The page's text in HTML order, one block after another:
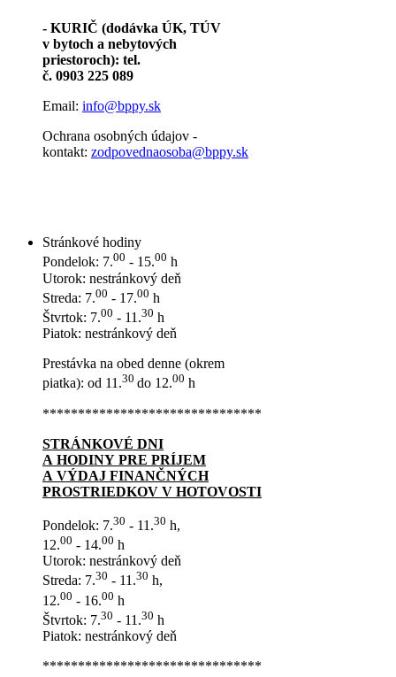
- KURIČ (dodávka ÚK, TÚV
v bytoch a nebytových
priestoroch): tel.
č. 0903 225 089
Email: info@bppy.sk
Ochrana osobných údajov -
kontakt: zodpovednaosoba@bppy.sk
Stránkové hodiny
Pondelok: 7.00 - 15.00 h
Utorok: nestránkový deň
Streda: 7.00 - 17.00 h
Štvrtok: 7.00 - 11.30 h
Piatok: nestránkový deň
Prestávka na obed denne (okrem
piatka): od 11.30 do 12.00 h
*******************************
STRÁNKOVÉ DNI
A HODINY PRE PRÍJEM
A VÝDAJ FINANČNÝCH
PROSTRIEDKOV V HOTOVOSTI
Pondelok: 7.30 - 11.30 h,
12.00 - 14.00 h
Utorok: nestránkový deň
Streda: 7.30 - 11.30 h,
12.00 - 16.00 h
Štvrtok: 7.30 - 11.30 h
Piatok: nestránkový deň
*******************************